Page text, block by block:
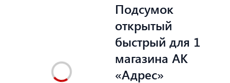
Подсумок
открытый
быстрый для 1
магазина АК
«Адрес»